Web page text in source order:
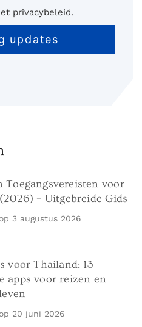
privacybeleid.
Toegangsvereisten voor
– Uitgebreide Gids
3 augustus 2026
voor Thailand: 13
apps voor reizen en
20 juni 2026